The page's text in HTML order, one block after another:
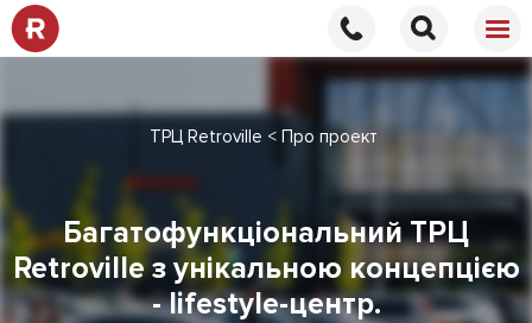
ТРЦ Retroville Про проект
Багатофункціональний ТРЦ
Retroville з унікальною концепцією
- lifestyle-центр.